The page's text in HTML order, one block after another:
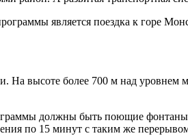
является поездка к горе
На высоте более 700 м над
должны быть поющие
по 15 минут с таким же